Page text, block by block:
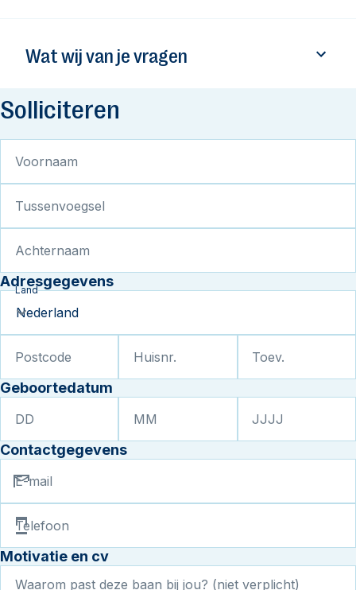
Wat wij van je vragen
Solliciteren
Voornaam
Tussenvoegsel
Achternaam
Adresgegevens
Land
Postcode Huisnr. Toev.
Geboortedatum
DD MM JJJJ
Contactgegevens
E-mail
Telefoon
Motivatie en cv
Waarom past deze baan bij jou? (niet verplicht)